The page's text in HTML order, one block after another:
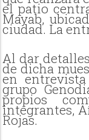
el patio
Mayab,
ciudad. La
Al dar
de dicha
en
grupo
propios
integrantes,
Rojas.